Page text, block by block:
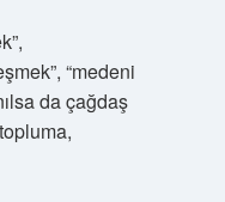
“medeni
da çağdaş